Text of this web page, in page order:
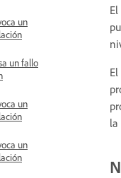
un
un fallo
un
un
El
la